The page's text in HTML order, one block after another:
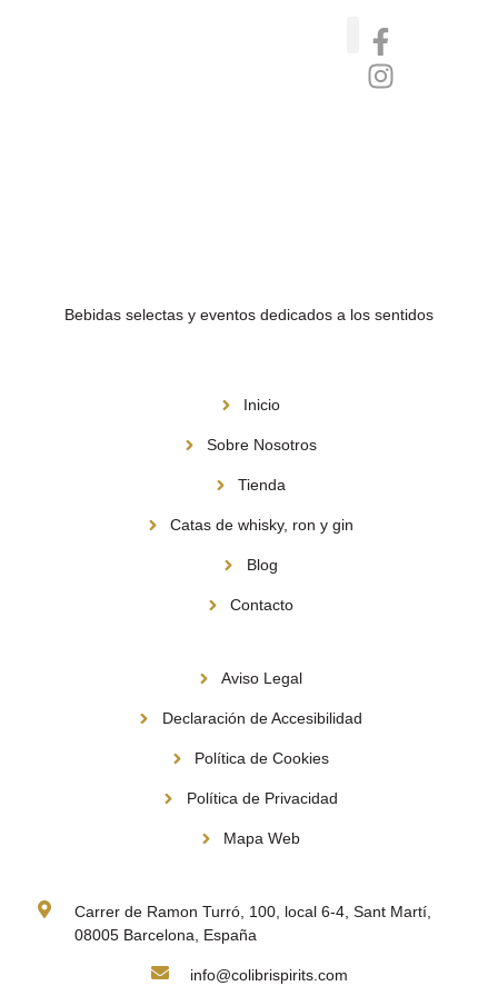
Bebidas selectas y eventos dedicados a los sentidos
Inicio
Sobre Nosotros
Tienda
Catas de whisky, ron y gin
Blog
Contacto
Aviso Legal
Declaración de Accesibilidad
Política de Cookies
Política de Privacidad
Mapa Web
Carrer de Ramon Turró, 100, local 6-4, Sant Martí,
08005 Barcelona, España
info@colibrispirits.com